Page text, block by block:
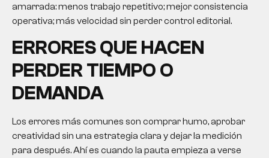
amarrada: menos trabajo repetitivo; mejor consistencia
operativa; más velocidad sin perder control editorial.
ERRORES QUE HACEN
PERDER TIEMPO O
DEMANDA
Los errores más comunes son comprar humo, aprobar
creatividad sin una estrategia clara y dejar la medición
para después. Ahí es cuando la pauta empieza a verse